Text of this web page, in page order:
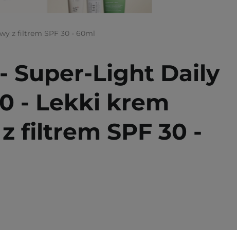
z filtrem SPF 30 - 60ml
Super-Light Daily
- Lekki krem
filtrem SPF 30 -